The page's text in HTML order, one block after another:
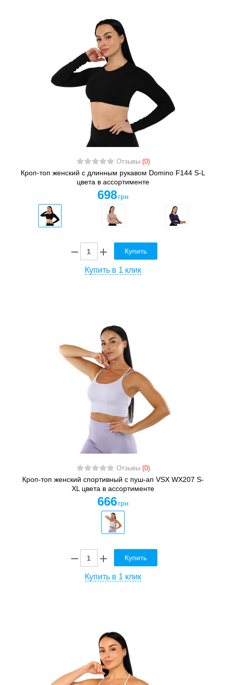
Отзывы (0)
Кроп-топ женский с длинным рукавом Domino F144 S-L
цвета в ассортименте
698 грн
Купить
Купить в 1 клик
Отзывы (0)
Кроп-топ женский спортивный с пуш-ап VSX WX207 S-
XL цвета в ассортименте
666 грн
Купить
Купить в 1 клик